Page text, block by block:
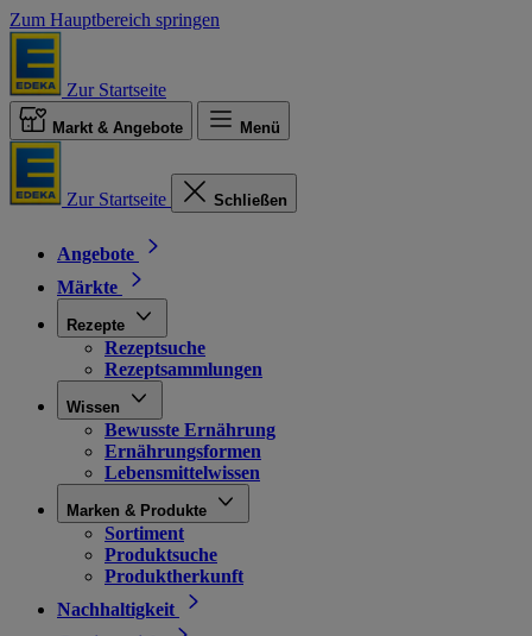
Zum Hauptbereich springen
Zur Startseite
Markt & Angebote Menü
Zur Startseite Schließen
Angebote
Märkte
Rezepte
Rezeptsuche
Rezeptsammlungen
Wissen
Bewusste Ernährung
Ernährungsformen
Lebensmittelwissen
Marken & Produkte
Sortiment
Produktsuche
Produktherkunft
Nachhaltigkeit